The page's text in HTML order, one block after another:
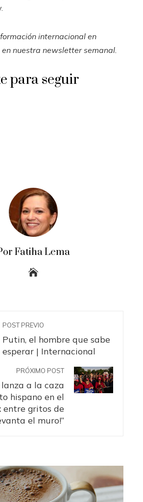
internacional en
en nuestra newsletter semanal.
para seguir
Fatiha Lema
POST PREVIO
Putin, el hombre que sabe
esperar | Internacional
PRÓXIMO POST
a la caza
hispano en el
entre gritos de
el muro!”